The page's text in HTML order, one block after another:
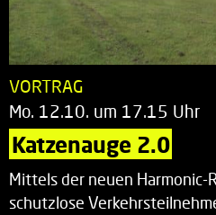
VORTRAG
Mo. 12.10. um 17.15 Uhr
Katzenauge 2.0
Mittels der neuen Harmonic-
schutzlose